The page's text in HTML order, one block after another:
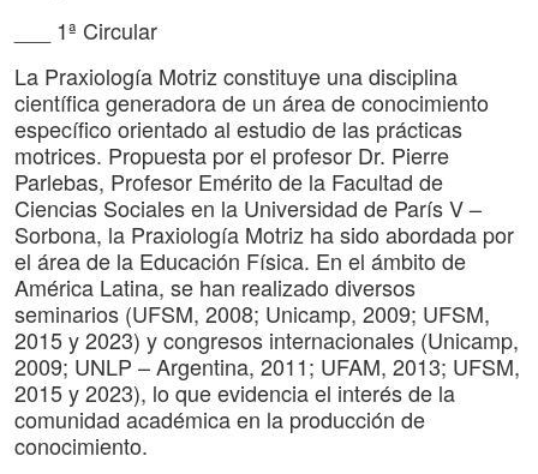
___ 1ª Circular
La Praxiología Motriz constituye una disciplina
científica generadora de un área de conocimiento
específico orientado al estudio de las prácticas
motrices. Propuesta por el profesor Dr. Pierre
Parlebas, Profesor Emérito de la Facultad de
Ciencias Sociales en la Universidad de París V –
Sorbona, la Praxiología Motriz ha sido abordada por
el área de la Educación Física. En el ámbito de
América Latina, se han realizado diversos
seminarios (UFSM, 2008; Unicamp, 2009; UFSM,
2015 y 2023) y congresos internacionales (Unicamp,
2009; UNLP – Argentina, 2011; UFAM, 2013; UFSM,
2015 y 2023), lo que evidencia el interés de la
comunidad académica en la producción de
conocimiento.